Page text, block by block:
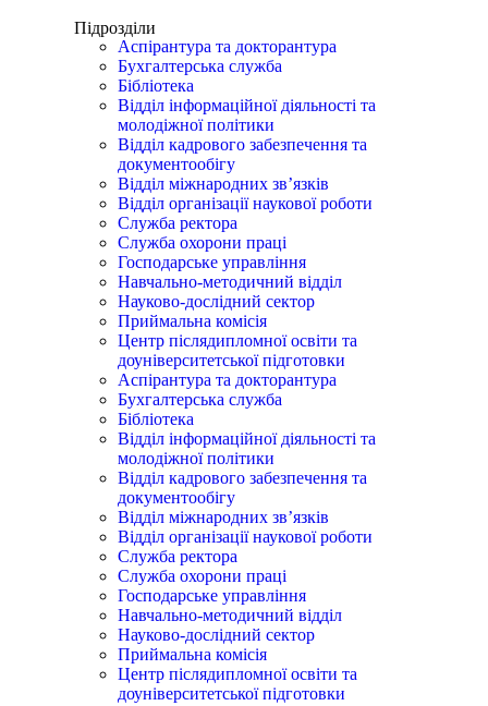
Підрозділи
Аспірантура та докторантура
Бухгалтерська служба
Бібліотека
Відділ інформаційної діяльності та
молодіжної політики
Відділ кадрового забезпечення та
документообігу
Відділ міжнародних зв’язків
Відділ організації наукової роботи
Служба ректора
Служба охорони праці
Господарське управління
Навчально-методичний відділ
Науково-дослідний сектор
Приймальна комісія
Центр післядипломної освіти та
доуніверситетської підготовки
Аспірантура та докторантура
Бухгалтерська служба
Бібліотека
Відділ інформаційної діяльності та
молодіжної політики
Відділ кадрового забезпечення та
документообігу
Відділ міжнародних зв’язків
Відділ організації наукової роботи
Служба ректора
Служба охорони праці
Господарське управління
Навчально-методичний відділ
Науково-дослідний сектор
Приймальна комісія
Центр післядипломної освіти та
доуніверситетської підготовки